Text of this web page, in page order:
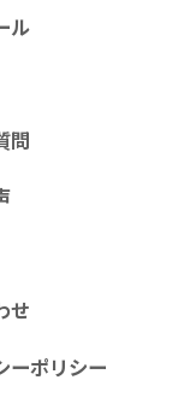
ル
問
せ
ーポリシー